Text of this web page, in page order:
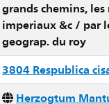
grands chemins, les
imperiaux &c / par
geograp. du roy
3804 Respublica
Herzogtum